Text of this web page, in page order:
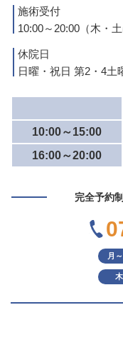
施術受付
10:00～20:00（木・土
休院日
日曜・祝日 第2・4土
10:00～15:00
16:00～20:00
完全予約
月